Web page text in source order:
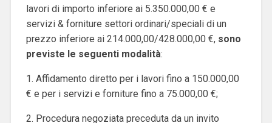
lavori di importo inferiore ai 5.350.000,00 € e
servizi & forniture settori ordinari/speciali di un
prezzo inferiore ai 214.000,00/428.000,00 €, sono
previste le seguenti modalità:
1. Affidamento diretto per i lavori fino a 150.000,00
€ e per i servizi e forniture fino a 75.000,00 €;
2. Procedura negoziata preceduta da un invito